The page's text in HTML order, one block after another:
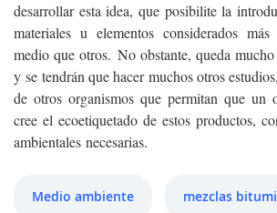
desarrollar esta idea, que posibilite la
materiales u elementos considerados
medio que otros. No obstante, queda
y se tendrán que hacer muchos otros
de otros organismos que permitan que un
cree el ecoetiquetado de estos productos,
ambientales necesarias.
Medio ambiente mezclas